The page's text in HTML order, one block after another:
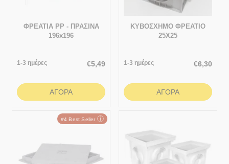
ΦΡΕΑΤΙΑ ΡΡ - ΠΡΑΣΙΝΑ
196x196
1-3 ημέρες €5,49
ΑΓΟΡΆ
ΚΥΒΟΣΧΗΜΟ ΦΡΕΑΤΙΟ
25Χ25
1-3 ημέρες €6,30
ΑΓΟΡΆ
#4 Best Seller ⓘ